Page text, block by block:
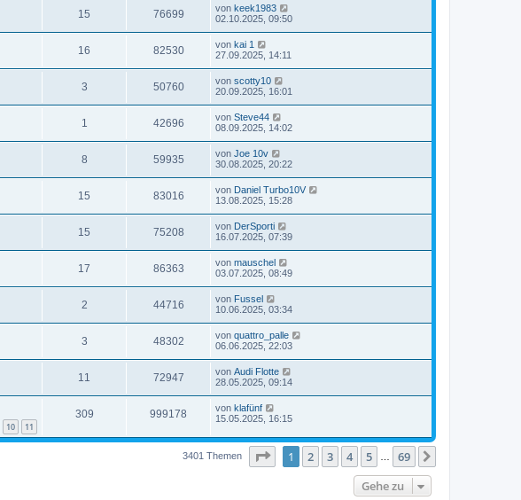
15 76699 von keek1983
02.10.2025, 09:50
16 82530 von kai 1
27.09.2025, 14:11
3 50760 von scotty10
20.09.2025, 16:01
1 42696 von Steve44
08.09.2025, 14:02
8 59935 von Joe 10v
30.08.2025, 20:22
15 83016 von Daniel Turbo10V
13.08.2025, 15:28
15 75208 von DerSporti
16.07.2025, 07:39
17 86363 von mauschel
03.07.2025, 08:49
2 44716 von Fussel
10.06.2025, 03:34
3 48302 von quattro_palle
06.06.2025, 22:03
11 72947 von Audi Flotte
28.05.2025, 09:14
10 11
309 999178 von klafünf
15.05.2025, 16:15
3401 Themen Seite von69
1 2 3 4 5 69
Gehe zu